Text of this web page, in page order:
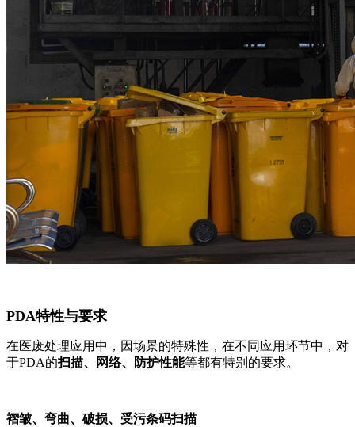
PDA特性与要求
在医废处理应用中，因场景的特殊性，在不同应用环节中，对
于PDA的扫描、网络、防护性能等都有特别的要求。
褶皱、弯曲、破损、受污条码扫描